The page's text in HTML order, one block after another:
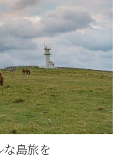
島旅を